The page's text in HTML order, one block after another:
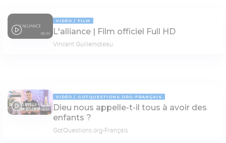
95:33
VIDÉO FILM
L'alliance | Film officiel Full HD
Vincent Guillemoteau
04:07
VIDÉO GOTQUESTIONS.ORG-FRANÇAIS
Dieu nous appelle-t-il tous à avoir des
enfants ?
GotQuestions.org-Français